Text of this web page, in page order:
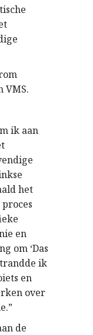
VMS.
ik aan
het
en
om ‘Das
ik
en
over
de